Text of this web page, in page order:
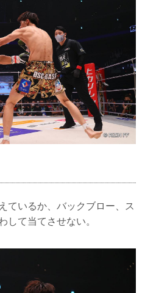
ているか、バックブロー、ス
して当てさせない。